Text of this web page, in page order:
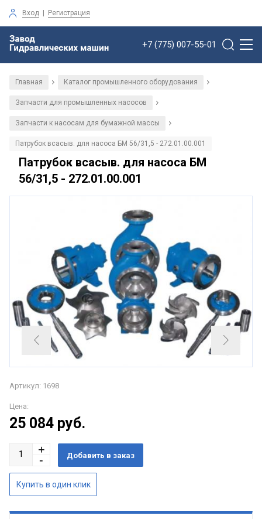
Вход | Регистрация
+7 (775) 007-55-01
Главная / Каталог промышленного оборудования /
Запчасти для промышленных насосов /
Запчасти к насосам для бумажной массы /
Патрубок всасыв. для насоса БМ 56/31,5 - 272.01.00.001
Патрубок всасыв. для насоса БМ
56/31,5 - 272.01.00.001
Артикул: 1698
Цена:
25 084 руб.